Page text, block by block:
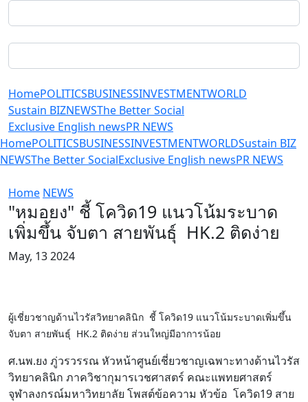
HomePOLITICSBUSINESSINVESTMENTWORLD
Sustain BIZNEWSThe Better Social
Exclusive English newsPR NEWS
HomePOLITICSBUSINESSINVESTMENTWORLDSustain BIZ
NEWSThe Better SocialExclusive English newsPR NEWS
Home NEWS
"หมอยง" ชี้ โควิด19 แนวโน้มระบาด
เพิ่มขึ้น จับตา สายพันธุ์ HK.2 ติดง่าย
May, 13 2024
ผู้เชี่ยวชาญด้านไวรัสวิทยาคลินิก ชี้ โควิด19 แนวโน้มระบาดเพิ่มขึ้น
จับตา สายพันธุ์ HK.2 ติดง่าย ส่วนใหญ่มีอาการน้อย
ศ.นพ.ยง ภู่วรวรรณ หัวหน้าศูนย์เชี่ยวชาญเฉพาะทางด้านไวรัส
วิทยาคลินิก ภาควิชากุมารเวชศาสตร์ คณะแพทยศาสตร์
จุฬาลงกรณ์มหาวิทยาลัย โพสต์ข้อความ หัวข้อ โควิด19 สาย